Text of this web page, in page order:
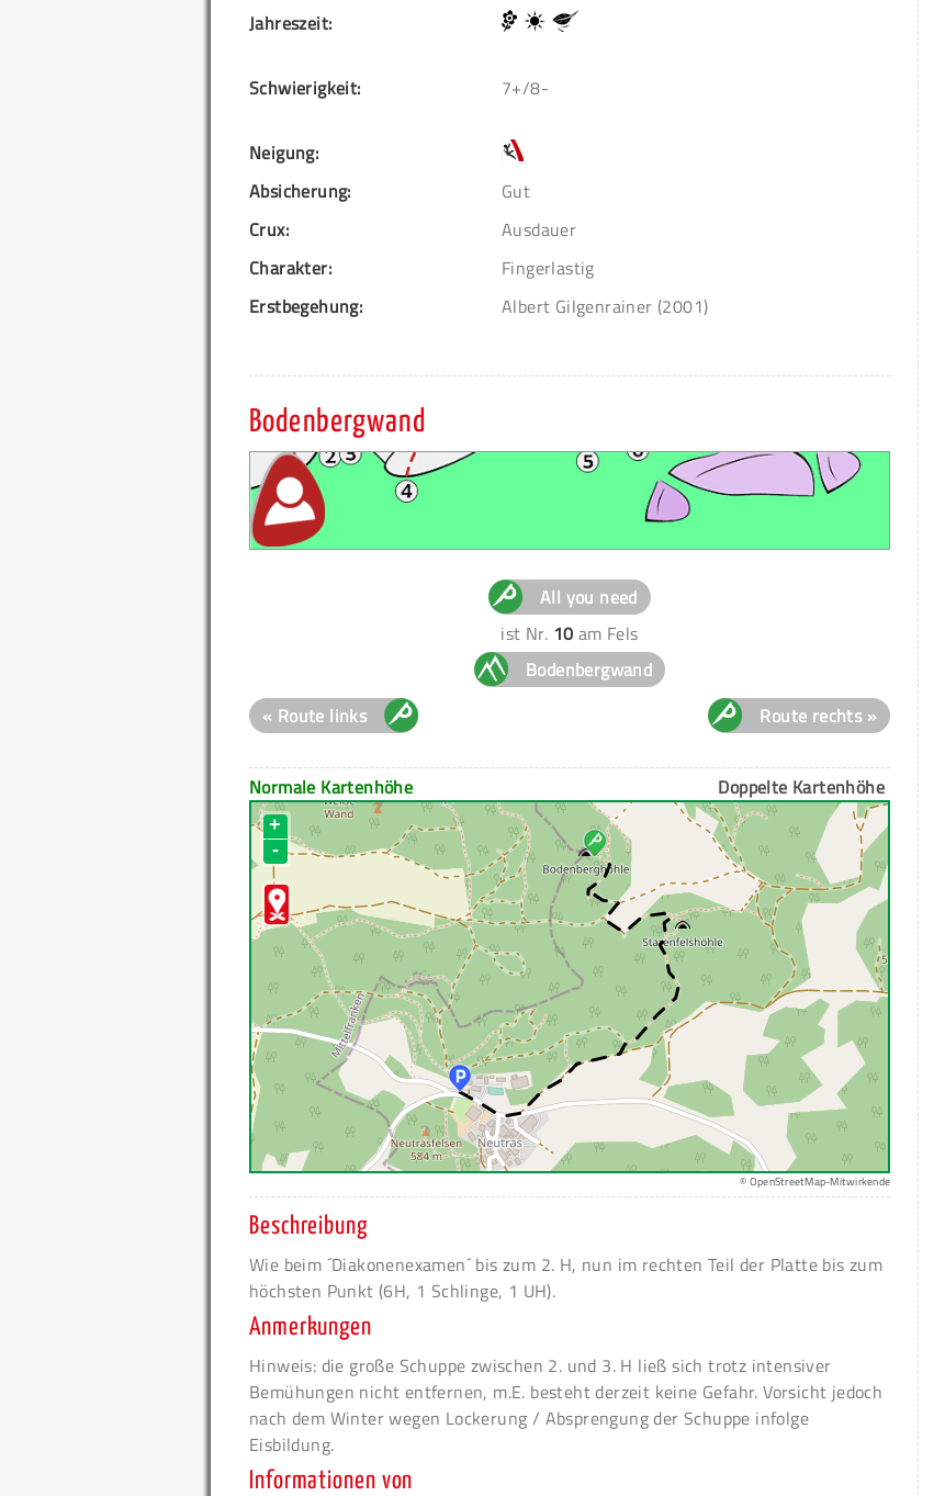
Jahreszeit:
Schwierigkeit: 7+/8-
Neigung:
Absicherung:
Gut
Crux:
Ausdauer
Charakter:
Fingerlastig
Erstbegehung:
Albert Gilgenrainer (2001)
Bodenbergwand
All you need
ist Nr. 10 am Fels
Bodenbergwand
« Route links
Route rechts »
Normale Kartenhöhe Doppelte Kartenhöhe
+
-
© OpenStreetMap-Mitwirkende
Beschreibung
Wie beim ´Diakonenexamen´ bis zum 2. H, nun im rechten Teil der Platte bis zum
höchsten Punkt (6H, 1 Schlinge, 1 UH).
Anmerkungen
Hinweis: die große Schuppe zwischen 2. und 3. H ließ sich trotz intensiver
Bemühungen nicht entfernen, m.E. besteht derzeit keine Gefahr. Vorsicht jedoch
nach dem Winter wegen Lockerung / Absprengung der Schuppe infolge
Eisbildung.
Informationen von